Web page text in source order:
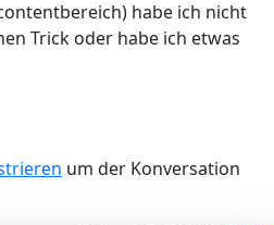
habe ich nicht
Trick oder habe ich etwas
um der Konversation